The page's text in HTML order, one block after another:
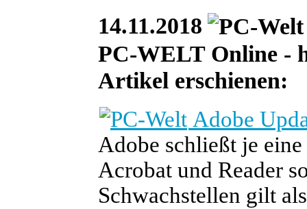
14.11.2018
PC-WELT Online -
Artikel erschienen:
Adobe
Adobe schließt je
Acrobat und Reader
Schwachstellen gilt